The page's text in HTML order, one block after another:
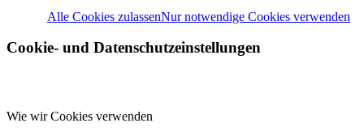
Alle Cookies zulassenNur notwendige Cookies verwenden
Cookie- und Datenschutzeinstellungen
Wie wir Cookies verwenden